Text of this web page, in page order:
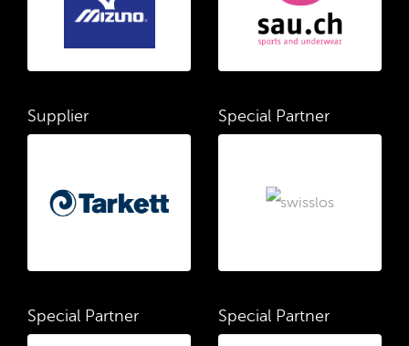
Supplier Special Partner
Special Partner Special Partner